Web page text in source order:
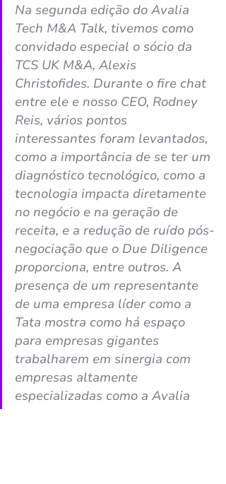
Na segunda edição do Avalia
Tech M&A Talk, tivemos como
convidado especial o sócio da
TCS UK M&A, Alexis
Christofides. Durante o fire chat
entre ele e nosso CEO, Rodney
Reis, vários pontos
interessantes foram levantados,
como a importância de se ter um
diagnóstico tecnológico, como a
tecnologia impacta diretamente
no negócio e na geração de
receita, e a redução de ruído pós-
negociação que o Due Diligence
proporciona, entre outros. A
presença de um representante
de uma empresa líder como a
Tata mostra como há espaço
para empresas gigantes
trabalharem em sinergia com
empresas altamente
especializadas como a Avalia